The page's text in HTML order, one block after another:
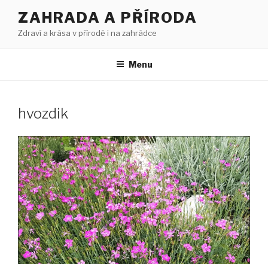
obsahu
ZAHRADA A PŘÍRODA
Zdraví a krása v přírodě i na zahrádce
Menu
hvozdik